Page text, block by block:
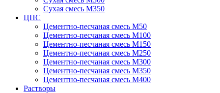
Сухая смесь М350
ЦПС
Цементно-песчаная смесь М50
Цементно-песчаная смесь М100
Цементно-песчаная смесь М150
Цементно-песчаная смесь М250
Цементно-песчаная смесь М300
Цементно-песчаная смесь М350
Цементно-песчаная смесь М400
Растворы